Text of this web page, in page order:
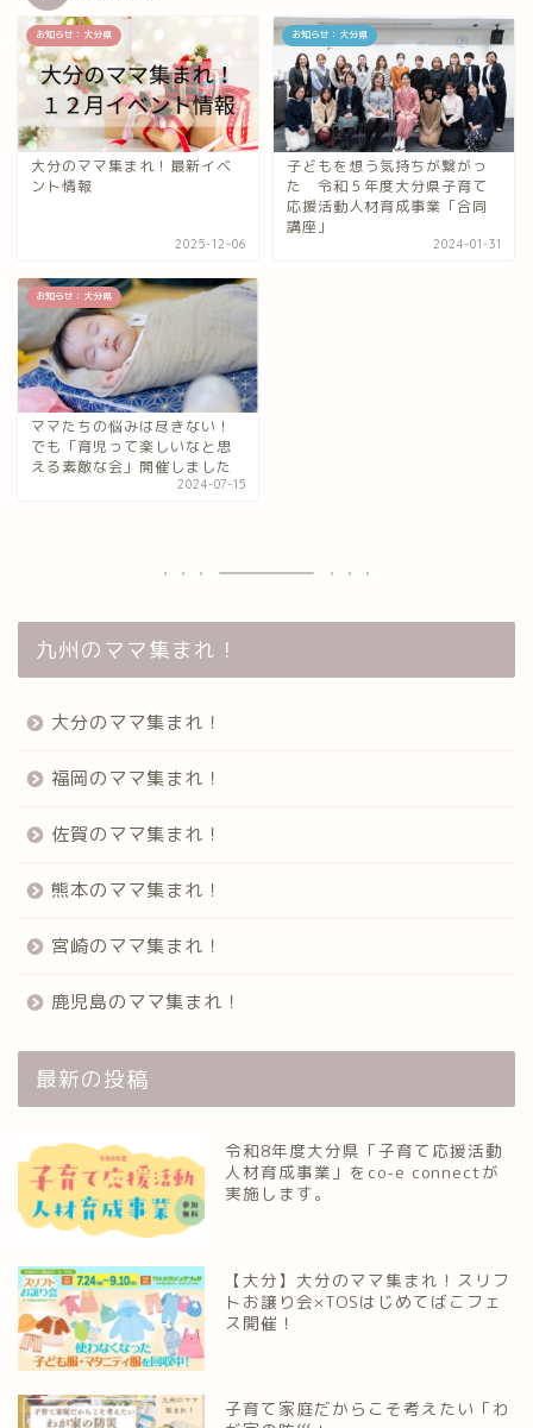
お知らせ：大分県
大分のママ集まれ！最新イベ
ント情報
2025-12-06
お知らせ：大分県
子どもを想う気持ちが繋がっ
た 令和５年度大分県子育て
応援活動人材育成事業「合同
講座」
2024-01-31
お知らせ：大分県
ママたちの悩みは尽きない！
でも「育児って楽しいなと思
える素敵な会」開催しました
2024-07-15
九州のママ集まれ！
大分のママ集まれ！
福岡のママ集まれ！
佐賀のママ集まれ！
熊本のママ集まれ！
宮崎のママ集まれ！
鹿児島のママ集まれ！
最新の投稿
令和8年度大分県「子育て応援活動
人材育成事業」をco-e connectが
実施します。
【大分】大分のママ集まれ！スリフ
トお譲り会×TOSはじめてばこフェ
ス開催！
子育て家庭だからこそ考えたい「わ